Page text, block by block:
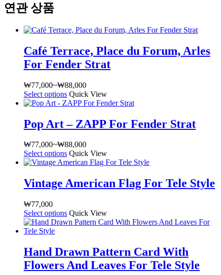
연관 상품
Café Terrace, Place du Forum, Arles
For Fender Strat
₩77,000~₩88,000가
격
범
₩77,000~₩88,000
Select options 여
러
품
션
이
이
품
습
상
품
페
Quick View
Pop Art – ZAPP For Fender Strat
₩77,000~₩88,000가
격
범
₩77,000~₩88,000
Select options 여
러
품
이
이
에
있
Quick View
Vintage American Flag For Tele Style
₩77,000
Select options 여
러
옵
션
Quick View
Hand Drawn Pattern Card With
Flowers And Leaves For Tele Style